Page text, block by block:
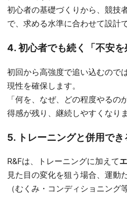
初心者の基礎づくりから、競技
で、求める水準に合わせて設計
4. 初心者でも続く「不安を
初回から高強度で追い込むので
現性を確保します。
「何を、なぜ、どの程度やるの
得感が残り、継続しやすくなりま
5. トレーニングと併用で
R&Fは、トレーニングに加えて
見た目の変化を狙う場合、運動
（むくみ・コンディショニング